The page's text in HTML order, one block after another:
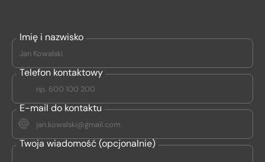
Imię i nazwisko
Telefon kontaktowy
E-mail do kontaktu
Twoja wiadomość (opcjonalnie)